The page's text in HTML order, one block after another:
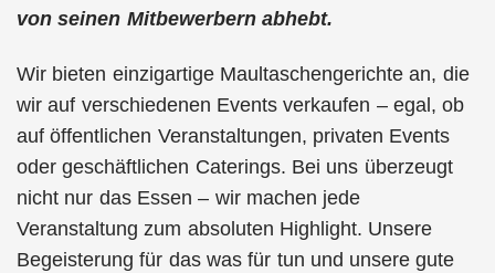
von seinen Mitbewerbern abhebt.
Wir bieten einzigartige Maultaschengerichte an, die
wir auf verschiedenen Events verkaufen – egal, ob
auf öffentlichen Veranstaltungen, privaten Events
oder geschäftlichen Caterings. Bei uns überzeugt
nicht nur das Essen – wir machen jede
Veranstaltung zum absoluten Highlight. Unsere
Begeisterung für das was für tun und unsere gute